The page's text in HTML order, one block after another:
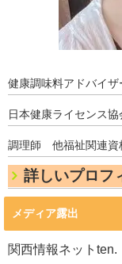
健康調味料アドバイ
日本健康ライセンス協
調理師 他福祉関連資
詳しいプロフ
メディア露出
関西情報ネット